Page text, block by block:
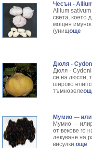
Чесън -
Allium sativum
света, което
мощен
(унищоще
Дюля -
Дюля -
се на люспи,
широко
тъмнозеле
Мумио —
Мумио —
от векове го
лекуване на
висулки,още